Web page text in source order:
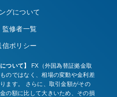
グについて
監修者一覧
信ポリシー
ついて】
FX（外国為替証拠金取
のではなく、相場の変動や金利差
ます。 さらに、取引金額がその
の額に比して大きいため、その損